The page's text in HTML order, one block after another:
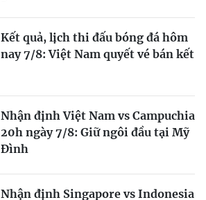
Kết quả, lịch thi đấu bóng đá hôm
nay 7/8: Việt Nam quyết vé bán kết
Nhận định Việt Nam vs Campuchia
20h ngày 7/8: Giữ ngôi đầu tại Mỹ
Đình
Nhận định Singapore vs Indonesia